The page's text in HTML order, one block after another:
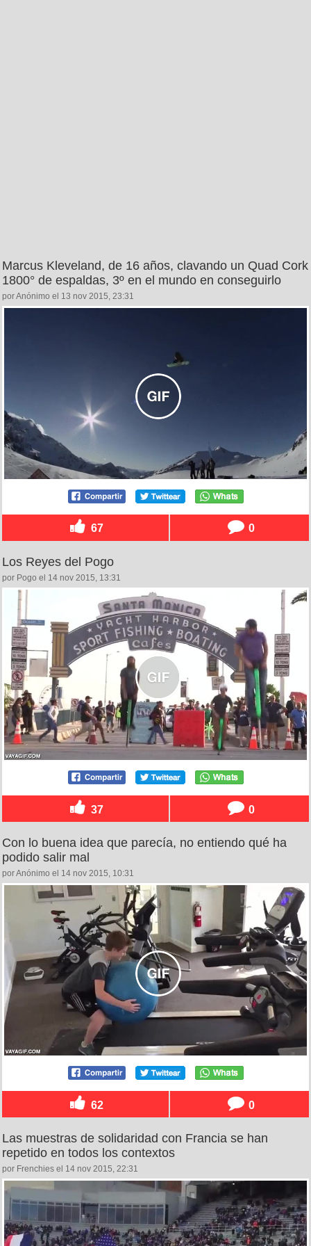
Marcus Kleveland, de 16 años, clavando un Quad Cork
1800° de espaldas, 3º en el mundo en conseguirlo
por Anónimo el 13 nov 2015, 23:31
67 0
Los Reyes del Pogo
por Pogo el 14 nov 2015, 13:31
37 0
Con lo buena idea que parecía, no entiendo qué ha
podido salir mal
por Anónimo el 14 nov 2015, 10:31
62 0
Las muestras de solidaridad con Francia se han
repetido en todos los contextos
por Frenchies el 14 nov 2015, 22:31